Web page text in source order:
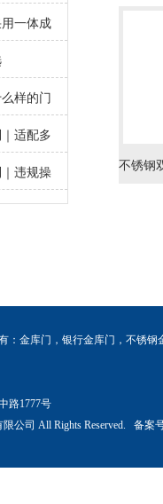
一体成
样的门
适配多
违规操
不锈钢
： 金库门 ， 银行金库门 ， 不锈钢
路1777号
公司 All Rights Reserved. 备案